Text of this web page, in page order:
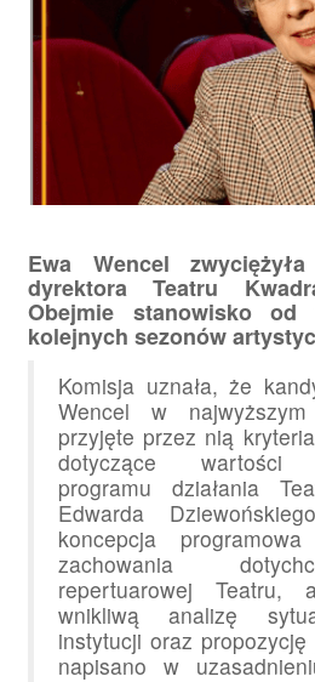
Ewa Wencel
dyrektora Teatru
Obejmie stanowisko
kolejnych sezonów
Komisja uznała, że
Wencel w
przyjęte przez nią
dotyczące wartości
programu działania
Edwarda
koncepcja
zachowania
repertuarowej Teatru,
wnikliwą analizę
instytucji oraz
napisano w